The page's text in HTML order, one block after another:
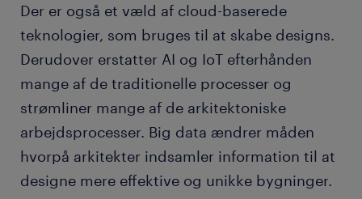
Der er også et væld af cloud-baserede
teknologier, som bruges til at skabe designs.
Derudover erstatter AI og IoT efterhånden
mange af de traditionelle processer og
strømliner mange af de arkitektoniske
arbejdsprocesser. Big data ændrer måden
hvorpå arkitekter indsamler information til at
designe mere effektive og unikke bygninger.